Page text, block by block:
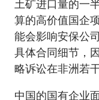
土矿进口量的一
算的高价值国企
能会影响安保公
具体合同细节，
略诉讼在非洲若
中国的国有企业